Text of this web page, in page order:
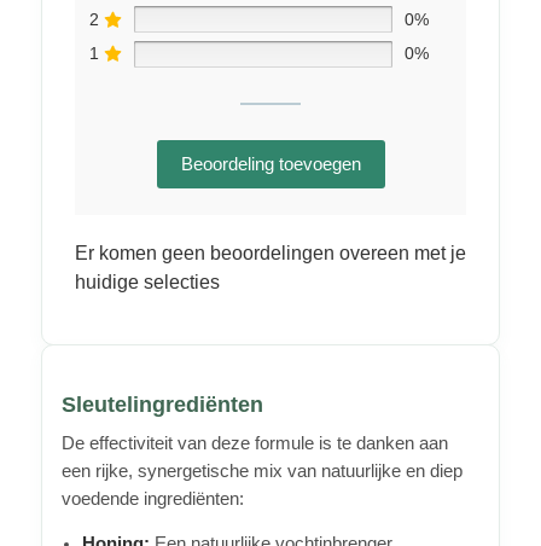
2
0%
1
0%
Beoordeling toevoegen
Er komen geen beoordelingen overeen met je
huidige selecties
Sleutelingrediënten
De effectiviteit van deze formule is te danken aan
een rijke, synergetische mix van natuurlijke en diep
voedende ingrediënten: